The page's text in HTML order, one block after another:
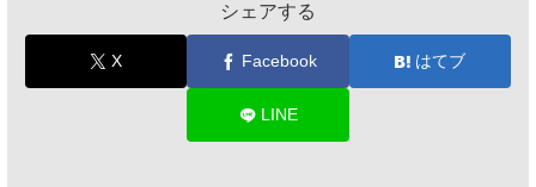
シェアする
X Facebook はてブ
LINE